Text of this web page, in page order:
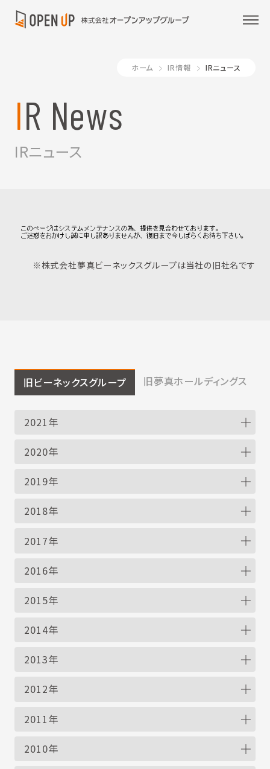
ホーム IR情報 IRニュース
IR News
IRニュース
※株式会社夢真ビーネックスグループは当社の旧社名です
旧ビーネックスグループ 旧夢真ホールディングス
2021年
2020年
2019年
2018年
2017年
2016年
2015年
2014年
2013年
2012年
2011年
2010年